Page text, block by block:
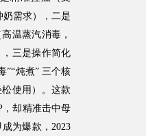
需求），二是
温蒸汽消毒，
三是操作简化
”“炖煮” 三个核
使用）。这款
，却精准击中母
为爆款，2023